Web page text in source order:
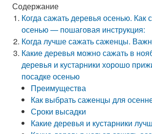
Содержание
Когда сажать деревья осенью. Как
осенью — пошаговая инструкция:
Когда лучше сажать саженцы.
Какие деревья можно сажать в
деревья и кустарники хорошо
посадке осенью
Преимущества
Как выбрать саженцы для
Сроки высадки
Какие деревья и кустарники